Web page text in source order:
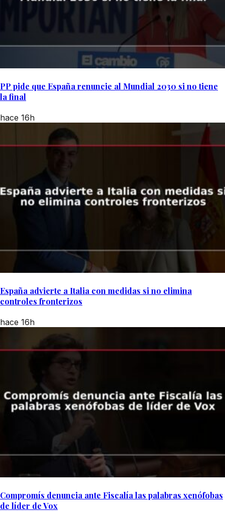
PP pide que España renuncie al Mundial 2030 si no tiene
la final
hace 16h
España advierte a Italia con medidas si no elimina
controles fronterizos
hace 16h
Compromís denuncia ante Fiscalía las palabras xenófobas
de líder de Vox